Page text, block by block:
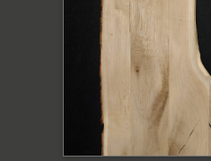
Blat
krawędzią
Blat